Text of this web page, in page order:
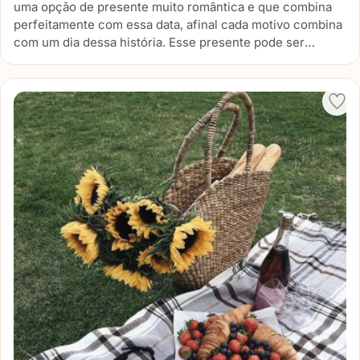
uma opção de presente muito romântica e que combina
perfeitamente com essa data, afinal cada motivo combina
com um dia dessa história. Esse presente pode ser
cada motivo em pequenos papéis e preencher a caixa.